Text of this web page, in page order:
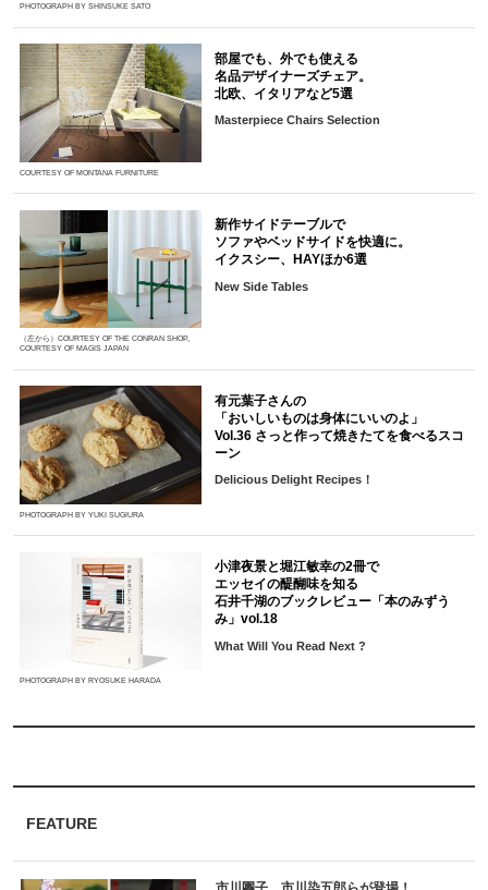
FEATURE
PHOTOGRAPH BY SHINSUKE SATO
COURTESY OF MONTANA FURNITURE
部屋でも、外でも使える
名品デザイナーズチェア。
北欧、イタリアなど5選
Masterpiece Chairs Selection
（左から）COURTESY OF THE CONRAN SHOP,
COURTESY OF MAGIS JAPAN
新作サイドテーブルで
ソファやベッドサイドを快適に。
イクスシー、HAYほか6選
New Side Tables
PHOTOGRAPH BY YUKI SUGIURA
有元葉子さんの
「おいしいものは身体にいいのよ」
Vol.36 さっと作って焼きたてを食べるスコ
ーン
Delicious Delight Recipes！
PHOTOGRAPH BY RYOSUKE HARADA
小津夜景と堀江敏幸の2冊で
エッセイの醍醐味を知る
石井千湖のブックレビュー「本のみずう
み」vol.18
What Will You Read Next ?